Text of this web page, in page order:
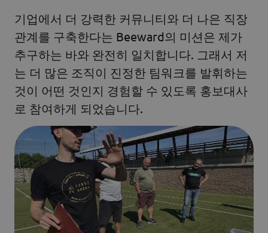
기업에서 더 강력한 커뮤니티와 더 나은 직장
관계를 구축한다는 Beeward의 미션은 제가
추구하는 바와 완전히 일치합니다. 그래서 저
는 더 많은 조직이 진정한 팀워크를 발휘하는
것이 어떤 것인지 경험할 수 있도록 홍보대사
로 참여하게 되었습니다.